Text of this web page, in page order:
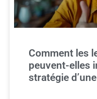
Comment les
peuvent-elles
stratégie